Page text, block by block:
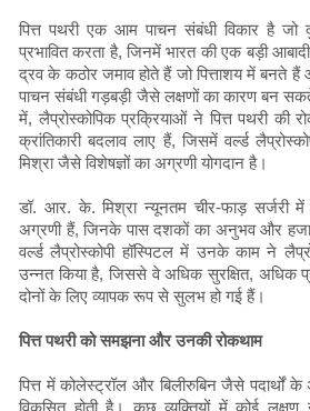
पित्त पथरी एक आम पाचन संबंधी विकार है जो
प्रभावित करता है, जिनमें भारत की एक बड़ी
द्रव के कठोर जमाव होते हैं जो पित्ताशय में बनते
पाचन संबंधी गड़बड़ी जैसे लक्षणों का कारण बन
में, लैप्रोस्कोपिक प्रक्रियाओं ने पित्त पथरी की
क्रांतिकारी बदलाव लाए हैं, जिसमें वर्ल्ड
मिश्रा जैसे विशेषज्ञों का अग्रणी योगदान है।
डॉ. आर. के. मिश्रा न्यूनतम चीर-फाड़ सर्जरी में
अग्रणी हैं, जिनके पास दशकों का अनुभव और
वर्ल्ड लैप्रोस्कोपी हॉस्पिटल में उनके काम ने
उन्नत किया है, जिससे वे अधिक सुरक्षित, अधिक
दोनों के लिए व्यापक रूप से सुलभ हो गई हैं।
पित्त पथरी को समझना और उनकी रोकथाम
पित्त में कोलेस्ट्रॉल और बिलीरुबिन जैसे पदार्थों